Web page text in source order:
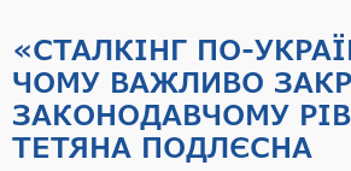
«СТАЛКІНГ ПО-
ЧОМУ ВАЖЛИВО
ЗАКОНОДАВЧОМУ
ТЕТЯНА ПОДЛЄСНА